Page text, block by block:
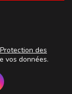
des
vos données.